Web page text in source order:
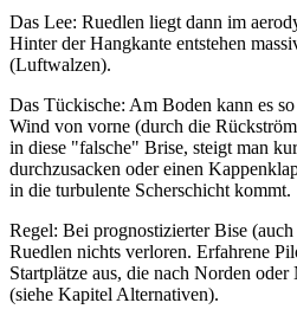
Das Lee: Ruedlen liegt dann im
Hinter der Hangkante entstehen
(Luftwalzen).
Das Tückische: Am Boden kann es
Wind von vorne (durch die
in diese "falsche" Brise, steigt man
durchzusacken oder einen
in die turbulente Scherschicht kommt.
Regel: Bei prognostizierter Bise
Ruedlen nichts verloren. Erfahrene
Startplätze aus, die nach Norden
(siehe Kapitel Alternativen).